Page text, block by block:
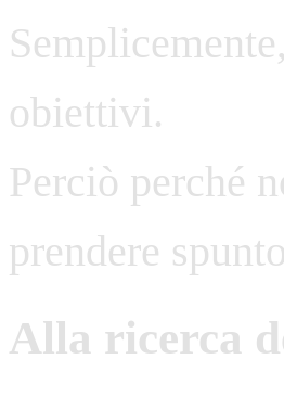
obiettivi.
Perciò perché
prendere
Alla ricerca